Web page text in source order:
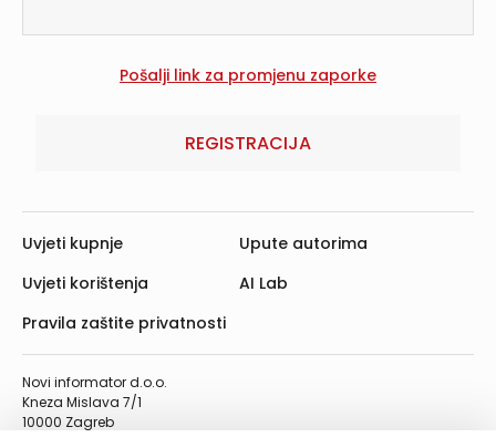
REGISTRACIJA
Novi informator d.o.o.
Kneza Mislava 7/1
10000 Zagreb
Uvjeti kupnje
Uvjeti korištenja
Pravila zaštite privatnosti
Upute autorima
AI Lab